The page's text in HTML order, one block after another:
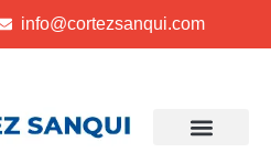
info@cortezsanqui.com